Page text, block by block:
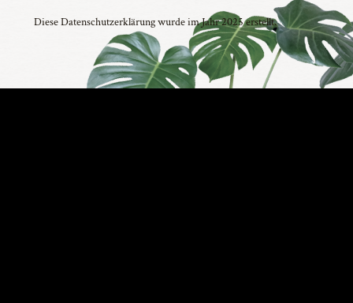
Diese Datenschutzerklärung wurde im Jahr 2025 erstellt.